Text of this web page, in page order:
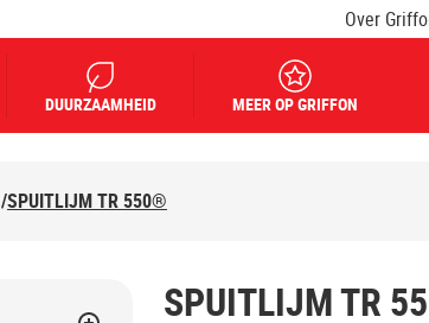
Over
DUURZAAMHEID MEER OP GRIFFON
/SPUITLIJM TR 550®
SPUITLIJM TR